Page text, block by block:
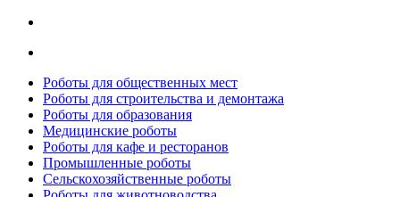
Роботы для общественных мест
Роботы для строительства и демонтажа
Роботы для образования
Медицинские роботы
Роботы для кафе и ресторанов
Промышленные роботы
Сельскохозяйственные роботы